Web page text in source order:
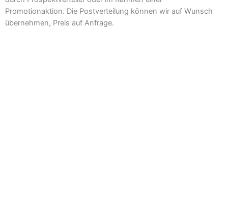
Promotionaktion. Die Postverteilung können wir auf Wunsch
übernehmen, Preis auf Anfrage.